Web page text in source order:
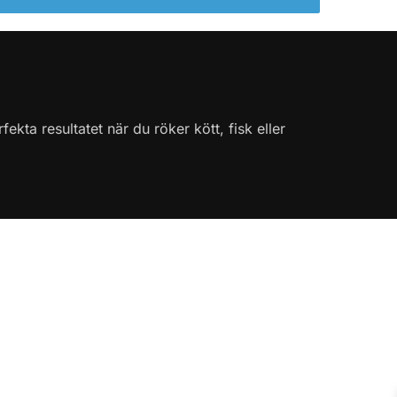
resultatet när du röker kött, fisk eller